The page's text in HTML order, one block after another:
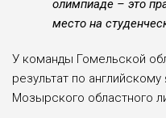
олимпиаде – это
место на
У команды Гомельской
результат по
Мозырского областного